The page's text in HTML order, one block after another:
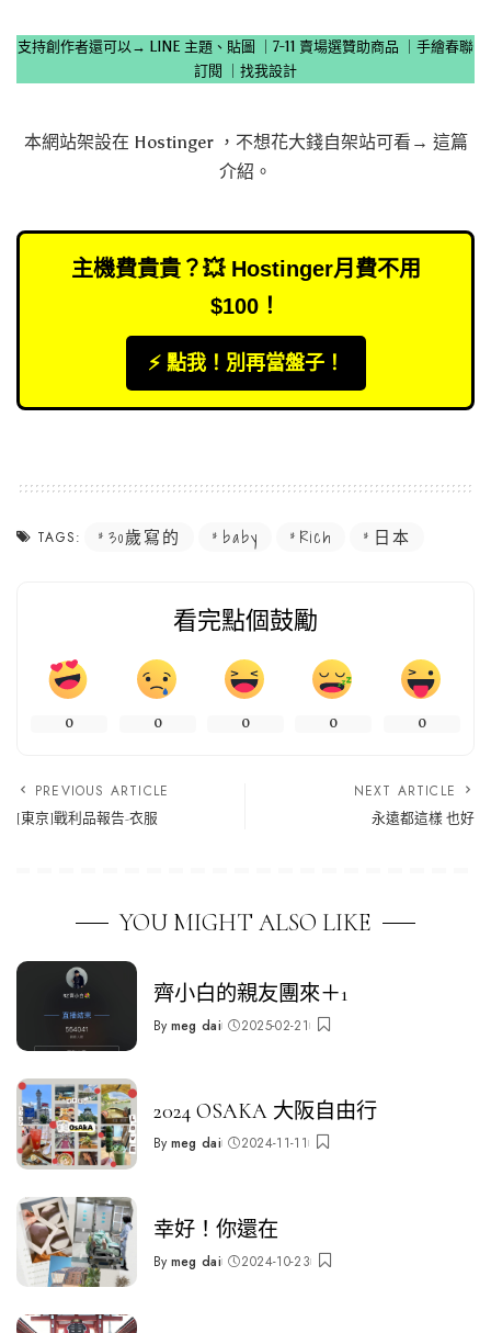
支持創作者還可以→ LINE 主題、貼圖 7-11 賣場選贊助商品
手繪春聯
訂閱
找我設計
本網站架設在 Hostinger，不想花大錢自架站可看→ 這篇
介紹 。
主機費貴貴？💥 Hostinger月費不用
$100！
⚡️ 點我！別再當盤子！
TAGS: 30歲寫的 baby Rich 日本
看完點個鼓勵
0 0 0 0 0
PREVIOUS ARTICLE
[東京]戰利品報告-衣服
NEXT ARTICLE
永遠都這樣 也好
YOU MIGHT ALSO LIKE
齊小白的親友團來＋1
Posted
By meg dai 2025-02-21
2024 OSAKA 大阪自由行
Posted
By meg dai 2024-11-11
幸好！你還在
Posted
By meg dai 2024-10-23